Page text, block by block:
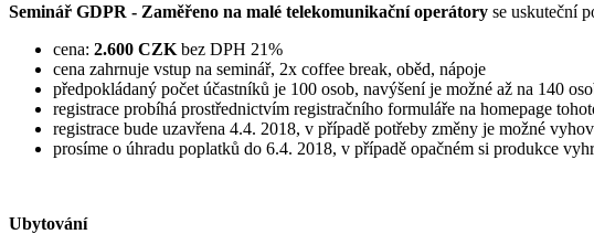
Seminář GDPR - Zaměřeno na malé telekomunikační operátory se uskuteční
cena: 2.600 CZK bez DPH 21%
cena zahrnuje vstup na seminář, 2x coffee break, oběd, nápoje
předpokládaný počet účastníků je 100 osob, navýšení je možné až na 140
registrace probíhá prostřednictvím registračního formuláře na homepage
registrace bude uzavřena 4.4. 2018, v případě potřeby změny je možné
prosíme o úhradu poplatků do 6.4. 2018, v případě opačném si produkce
Ubytování